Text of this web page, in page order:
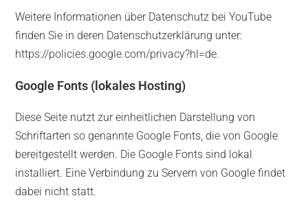
Weitere Informationen über Datenschutz bei YouTube
finden Sie in deren Datenschutzerklärung unter:
https://policies.google.com/privacy?hl=de.
Google Fonts (lokales Hosting)
Diese Seite nutzt zur einheitlichen Darstellung von
Schriftarten so genannte Google Fonts, die von Google
bereitgestellt werden. Die Google Fonts sind lokal
installiert. Eine Verbindung zu Servern von Google findet
dabei nicht statt.